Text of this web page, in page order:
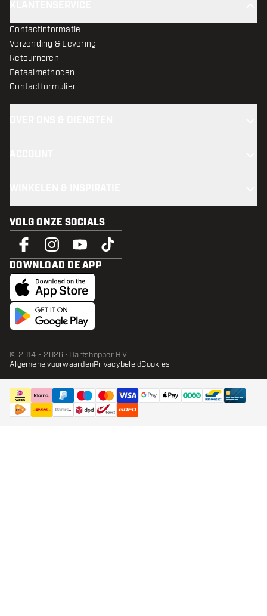
Contactinformatie
Verzending & Levering
Retourneren
Betaalmethoden
Contactformulier
VOLG ONZE SOCIALS
DOWNLOAD DE APP
© 2014 - 2026 · Dartshopper B.V.
Algemene voorwaardenPrivacybeleidCookies